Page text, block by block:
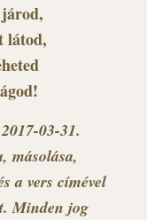
látod,
03-31.
másolása,
a vers címével
Minden jog